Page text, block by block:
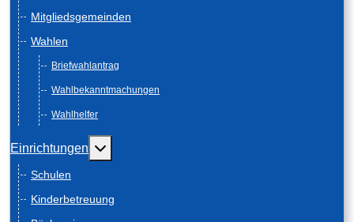
Mitgliedsgemeinden
Wahlen
Briefwahlantrag
Wahlbekanntmachungen
Wahlhelfer
Einrichtungen Weitere Informationen: Einrichtungen
Schulen
Kinderbetreuung